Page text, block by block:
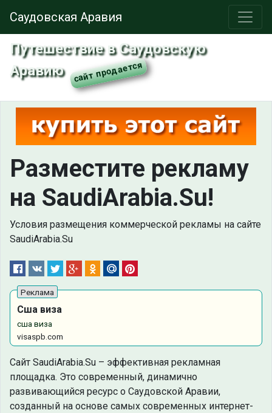
Саудовская Аравия
Путешествие в Саудовскую
Аравию
Разместите рекламу
на SaudiArabia.Su!
Условия размещения коммерческой рекламы на сайте
SaudiArabia.Su
Сша виза
сша виза
visaspb.com
Сайт SaudiArabia.Su – эффективная рекламная
площадка. Это современный, динамично
развивающийся ресурс о Саудовской Аравии,
созданный на основе самых современных интернет-